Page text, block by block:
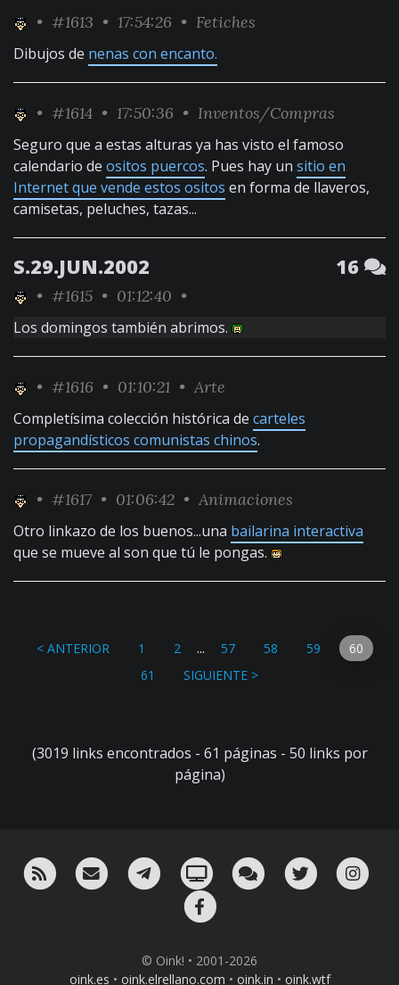
• #1613 • 17:54:26 • Fetiches
Dibujos de nenas con encanto.
• #1614 • 17:50:36 • Inventos/Compras
Seguro que a estas alturas ya has visto el famoso
calendario de ositos puercos. Pues hay un sitio en
Internet que vende estos ositos en forma de llaveros,
camisetas, peluches, tazas...
S.29.JUN.2002 16
• #1615 • 01:12:40 •
Los domingos también abrimos.
• #1616 • 01:10:21 • Arte
Completísima colección histórica de carteles
propagandísticos comunistas chinos.
• #1617 • 01:06:42 • Animaciones
Otro linkazo de los buenos...una bailarina interactiva
que se mueve al son que tú le pongas.
< ANTERIOR 1 2 ... 57 58 59
60
61
SIGUIENTE >
(3019 links encontrados - 61 páginas - 50 links por
página)
RSS ¡Mándame un email!¡Nuestro canal en Telegram!
Oink! TV Charla con nosotros
Twitter
© Oink! • 2001-2026
oink.es • oink.elrellano.com • oink.in • oink.wtf